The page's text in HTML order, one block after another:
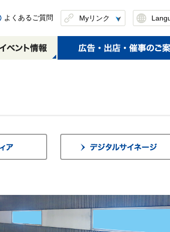
よくあるご質問 Myリンク
このページを保存
日本大通り駅
元町･中華
横浜・渋谷方面
定期券のお取扱い
(区間変更・払戻し)
S-TRAINのご案内